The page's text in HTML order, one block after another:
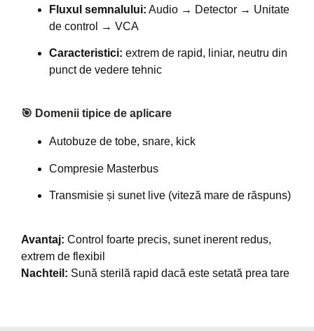
Fluxul semnalului: Audio → Detector → Unitate
de control → VCA
Caracteristici: extrem de rapid, liniar, neutru din
punct de vedere tehnic
🎯 Domenii tipice de aplicare
Autobuze de tobe, snare, kick
Compresie Masterbus
Transmisie și sunet live (viteză mare de răspuns)
Avantaj: Control foarte precis, sunet inerent redus,
extrem de flexibil
Nachteil: Sună sterilă rapid dacă este setată prea tare